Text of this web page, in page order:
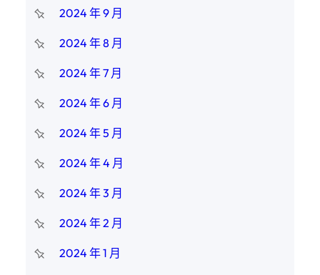
2024 年 9 月
2024 年 8 月
2024 年 7 月
2024 年 6 月
2024 年 5 月
2024 年 4 月
2024 年 3 月
2024 年 2 月
2024 年 1 月